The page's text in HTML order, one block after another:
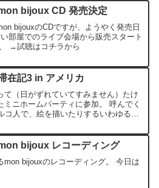
bijoux CD 発売決定
bijouxのCDですが、ようやく発売日
部屋でのライブ会場から販売スタート
→試聴はコチラから
在記3 in アメリカ
て（日がずれていてすみません）たけ
ミニホームパーティに参加。 呼んでく
コ人で、絵を描いたりするいわゆるア
bijoux レコーディング
mon bijouxのレコーディング。 今日は